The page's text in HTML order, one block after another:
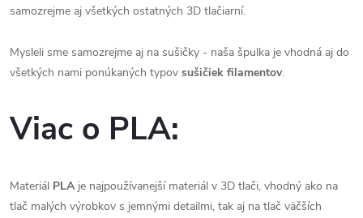
samozrejme aj všetkých ostatných 3D tlačiarní.
Mysleli sme samozrejme aj na sušičky - naša špulka je vhodná aj do
všetkých nami ponúkaných typov sušičiek filamentov.
Viac o PLA:
Materiál PLAje najpoužívanejší materiál v 3D tlači, vhodný ako na
tlač malých výrobkov s jemnými detailmi, tak aj na tlač väčších